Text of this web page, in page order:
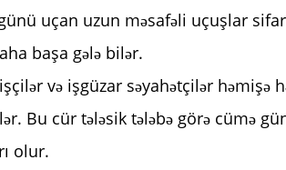
uçan uzun məsafəli uçuşlar
başa gələ bilər.
və işgüzar səyahətçilər həmişə
Bu cür tələsik tələbə görə cümə
olur.